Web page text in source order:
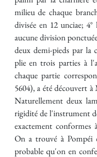
milieu de chaque
divisée en 12 unciae;
aucune division
deux demi-pieds par la
plie en trois parties à
chaque partie
5604), a été découvert
Naturellement deux
rigidité de l'instrument
exactement conformes
On a trouvé à Pompéi
probable qu'on en